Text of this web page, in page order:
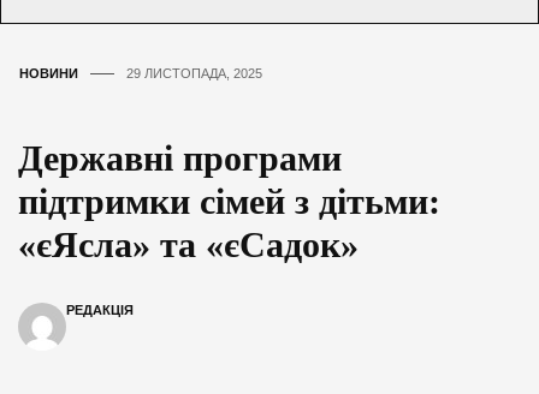
НОВИНИ 29 ЛИСТОПАДА, 2025
Державні програми
підтримки сімей з дітьми:
«єЯсла» та «єСадок»
РЕДАКЦІЯ